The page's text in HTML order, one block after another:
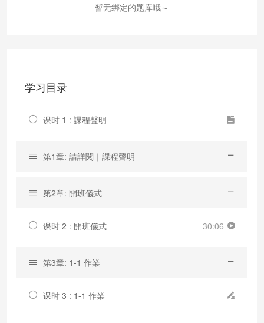
暂无绑定的题库哦～
学习目录
课时 1 : 課程聲明
第1章: 請詳閱｜課程聲明
第2章: 開班儀式
课时 2 : 開班儀式 30:06
第3章: 1-1 作業
课时 3 : 1-1 作業